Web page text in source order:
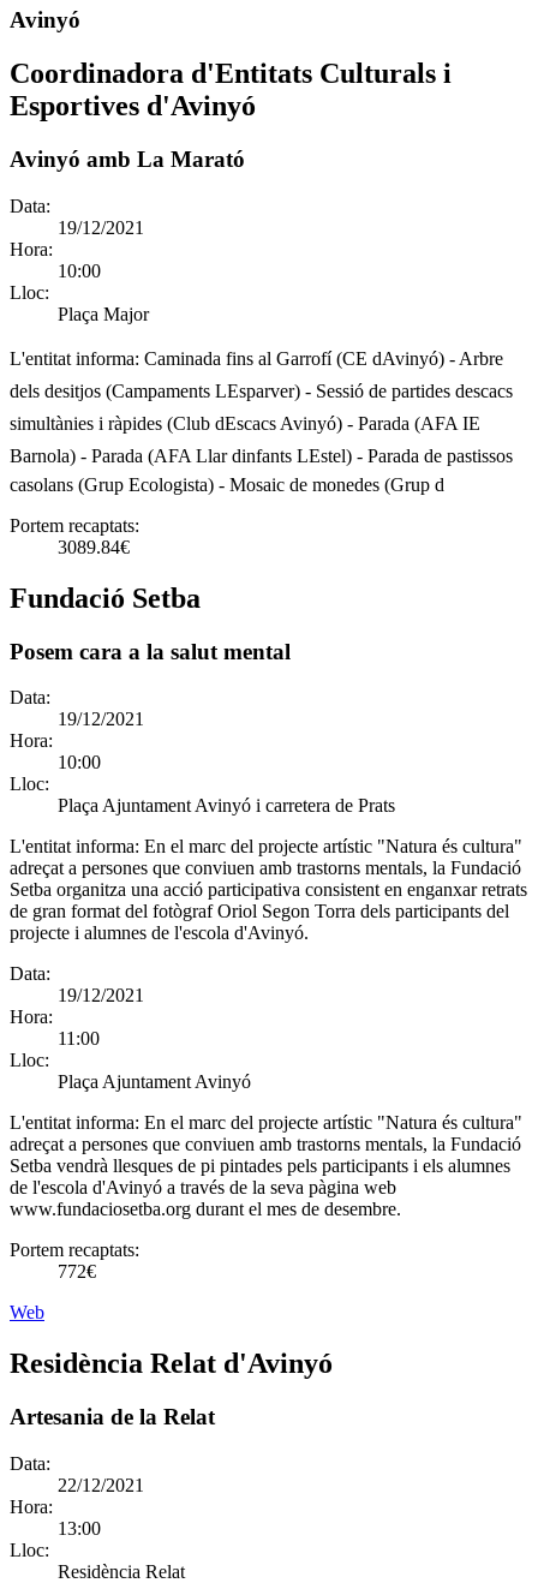
Avinyó
Coordinadora d'Entitats Culturals i
Esportives d'Avinyó
Avinyó amb La Marató
Data:
19/12/2021
Hora:
10:00
Lloc:
Plaça Major
L'entitat informa: Caminada fins al Garrofí (CE dAvinyó) - Arbre
dels desitjos (Campaments LEsparver) - Sessió de partides descacs
simultànies i ràpides (Club dEscacs Avinyó) - Parada (AFA IE
Barnola) - Parada (AFA Llar dinfants LEstel) - Parada de pastissos
casolans (Grup Ecologista) - Mosaic de monedes (Grup d
Portem recaptats:
3089.84€
Fundació Setba
Posem cara a la salut mental
Data:
19/12/2021
Hora:
10:00
Lloc:
Plaça Ajuntament Avinyó i carretera de Prats
L'entitat informa: En el marc del projecte artístic "Natura és cultura"
adreçat a persones que conviuen amb trastorns mentals, la Fundació
Setba organitza una acció participativa consistent en enganxar retrats
de gran format del fotògraf Oriol Segon Torra dels participants del
projecte i alumnes de l'escola d'Avinyó.
Data:
19/12/2021
Hora:
11:00
Lloc:
Plaça Ajuntament Avinyó
L'entitat informa: En el marc del projecte artístic "Natura és cultura"
adreçat a persones que conviuen amb trastorns mentals, la Fundació
Setba vendrà llesques de pi pintades pels participants i els alumnes
de l'escola d'Avinyó a través de la seva pàgina web
www.fundaciosetba.org durant el mes de desembre.
Portem recaptats:
772€
Web
Residència Relat d'Avinyó
Artesania de la Relat
Data:
22/12/2021
Hora:
13:00
Lloc:
Residència Relat